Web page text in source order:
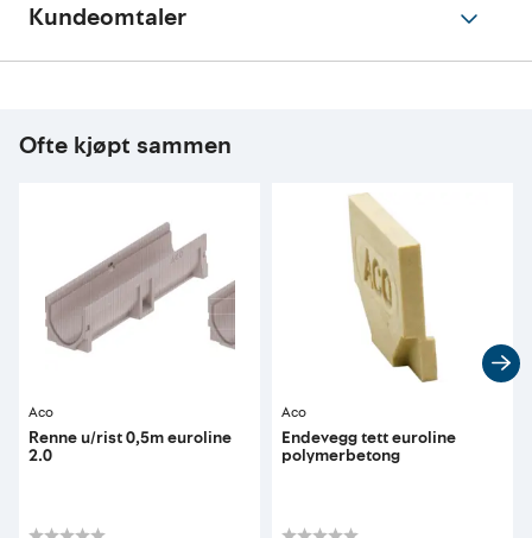
Kundeomtaler
Ofte kjøpt sammen
Aco
Renne u/rist 0,5m euroline
2.0
Aco
Endevegg tett euroline
polymerbetong